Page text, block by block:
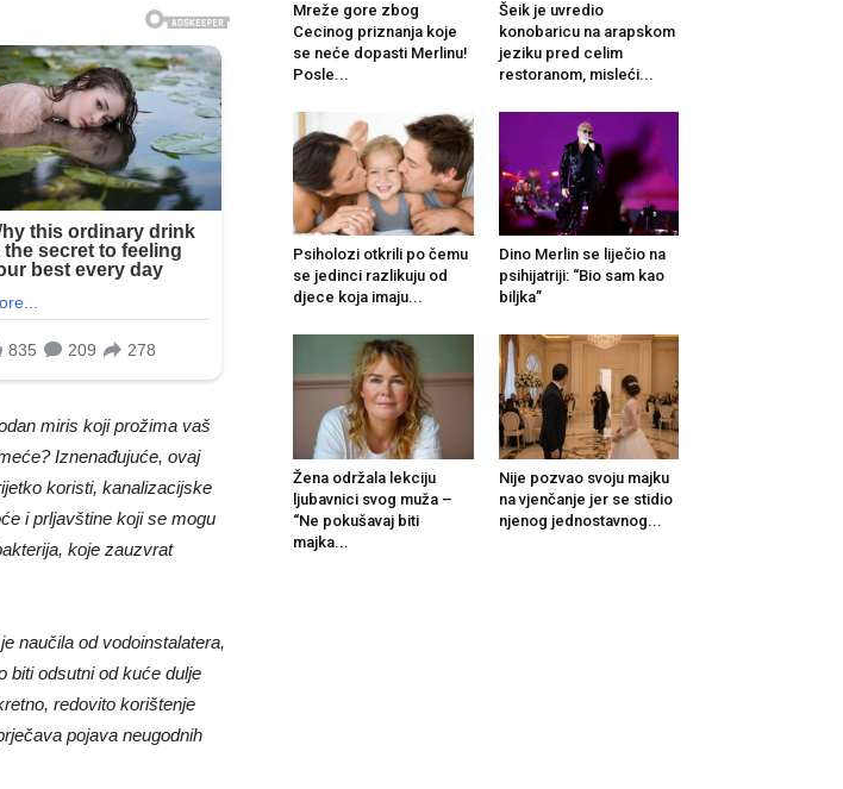
miris koji prožima vaš
Iznenađujuće, ovaj
koristi, kanalizacijske
i prljavštine koji se mogu
koje zauzvrat
naučila od vodoinstalatera,
biti odsutni od kuće dulje
redovito korištenje
pojava neugodnih
Mreže gore zbog
Cecinog priznanja koje
se neće dopasti Merlinu!
Posle...
Šeik je uvredio
konobaricu na arapskom
jeziku pred celim
restoranom, misleći...
Psiholozi otkrili po čemu
se jedinci razlikuju od
djece koja imaju...
Dino Merlin se liječio na
psihijatriji: “Bio sam kao
biljka”
Žena održala lekciju
ljubavnici svog muža –
“Ne pokušavaj biti
majka...
Nije pozvao svoju majku
na vjenčanje jer se stidio
njenog jednostavnog...